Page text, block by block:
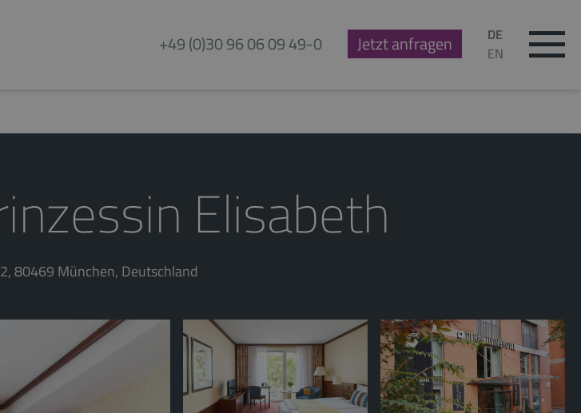
+49 (0)30 96 06 09 49-0 Jetzt anfragen
DE
EN
Elisabeth
80469 München, Deutschland